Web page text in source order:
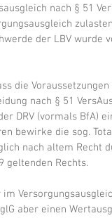
nach § 51
der LBV wurde
die
nach § 51
DRV (vormals BfA)
bewirke die sog.
nach altem Recht
geltenden Rechts.
aber einen